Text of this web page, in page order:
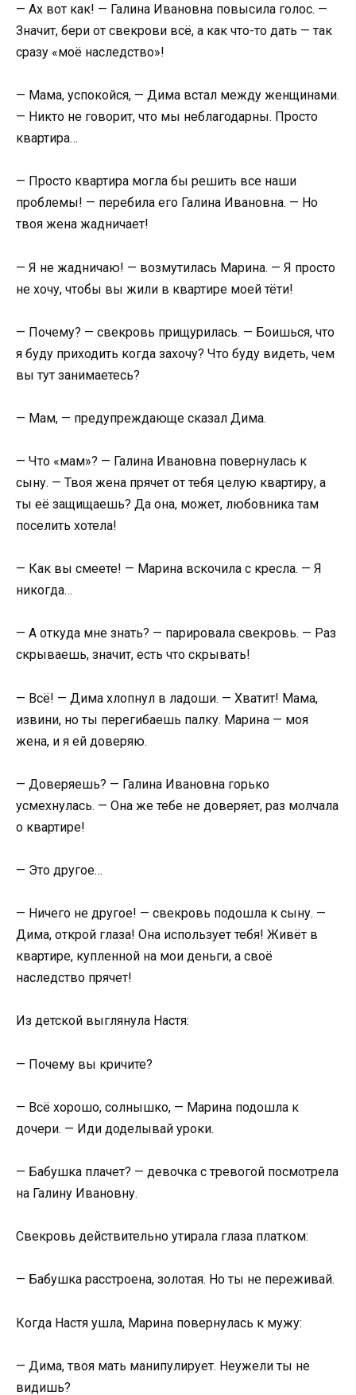
— Ах вот как! — Галина Ивановна повысила голос. —
Значит, бери от свекрови всё, а как что-то дать — так
сразу «моё наследство»!
— Мама, успокойся, — Дима встал между женщинами.
— Никто не говорит, что мы неблагодарны. Просто
квартира…
— Просто квартира могла бы решить все наши
проблемы! — перебила его Галина Ивановна. — Но
твоя жена жадничает!
— Я не жадничаю! — возмутилась Марина. — Я просто
не хочу, чтобы вы жили в квартире моей тёти!
— Почему? — свекровь прищурилась. — Боишься, что
я буду приходить когда захочу? Что буду видеть, чем
вы тут занимаетесь?
— Мам, — предупреждающе сказал Дима.
— Что «мам»? — Галина Ивановна повернулась к
сыну. — Твоя жена прячет от тебя целую квартиру, а
ты её защищаешь? Да она, может, любовника там
поселить хотела!
— Как вы смеете! — Марина вскочила с кресла. — Я
никогда…
— А откуда мне знать? — парировала свекровь. — Раз
скрываешь, значит, есть что скрывать!
— Всё! — Дима хлопнул в ладоши. — Хватит! Мама,
извини, но ты перегибаешь палку. Марина — моя
жена, и я ей доверяю.
— Доверяешь? — Галина Ивановна горько
усмехнулась. — Она же тебе не доверяет, раз молчала
о квартире!
— Это другое…
— Ничего не другое! — свекровь подошла к сыну. —
Дима, открой глаза! Она использует тебя! Живёт в
квартире, купленной на мои деньги, а своё
наследство прячет!
Из детской выглянула Настя:
— Почему вы кричите?
— Всё хорошо, солнышко, — Марина подошла к
дочери. — Иди доделывай уроки.
— Бабушка плачет? — девочка с тревогой посмотрела
на Галину Ивановну.
Свекровь действительно утирала глаза платком:
— Бабушка расстроена, золотая. Но ты не переживай.
Когда Настя ушла, Марина повернулась к мужу:
— Дима, твоя мать манипулирует. Неужели ты не
видишь?